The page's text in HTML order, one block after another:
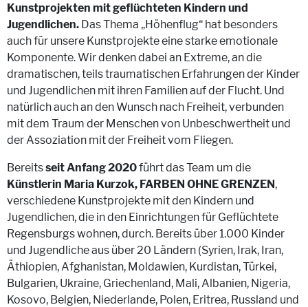
Kunstprojekten mit geflüchteten Kindern und
Jugendlichen. Das Thema „Höhenflug“ hat besonders
auch für unsere Kunstprojekte eine starke emotionale
Komponente. Wir denken dabei an Extreme, an die
dramatischen, teils traumatischen Erfahrungen der Kinder
und Jugendlichen mit ihren Familien auf der Flucht. Und
natürlich auch an den Wunsch nach Freiheit, verbunden
mit dem Traum der Menschen von Unbeschwertheit und
der Assoziation mit der Freiheit vom Fliegen.
Bereitsseit Anfang 2020führt das Team um die
Künstlerin Maria Kurzok, FARBEN OHNE GRENZEN,
verschiedene Kunstprojekte mit den Kindern und
Jugendlichen, die in den Einrichtungen für Geflüchtete
Regensburgs wohnen, durch. Bereits über 1.000 Kinder
und Jugendliche aus über 20 Ländern (Syrien, Irak, Iran,
Äthiopien, Afghanistan, Moldawien, Kurdistan, Türkei,
Bulgarien, Ukraine, Griechenland, Mali, Albanien, Nigeria,
Kosovo, Belgien, Niederlande, Polen, Eritrea, Russland und